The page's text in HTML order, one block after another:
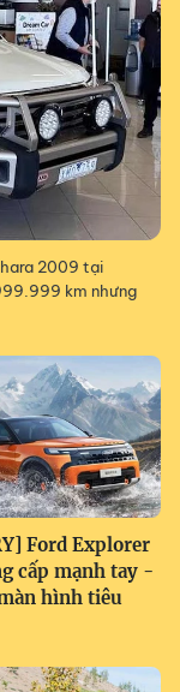
2009 tại
km nhưng
Ford Explorer
cấp mạnh tay -
hình tiêu